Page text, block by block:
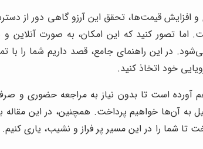
و افزایش قیمت‌ها، تحقق این آرزو گاهی دور از
تصور کنید که این امکان، به صورت آنلاین
در این راهنمای جامع، قصد داریم شما را با
خود اتخاذ کنید.
آورده است تا بدون نیاز به مراجعه حضوری و
به آن‌ها خواهیم پرداخت. همچنین، در این
شما را در این مسیر پر فراز و نشیب، یاری